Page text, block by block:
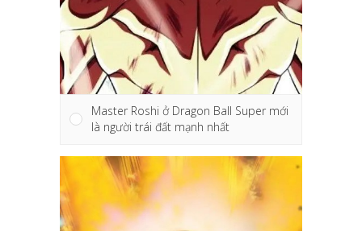
Master Roshi ở Dragon Ball Super mới
là người trái đất mạnh nhất